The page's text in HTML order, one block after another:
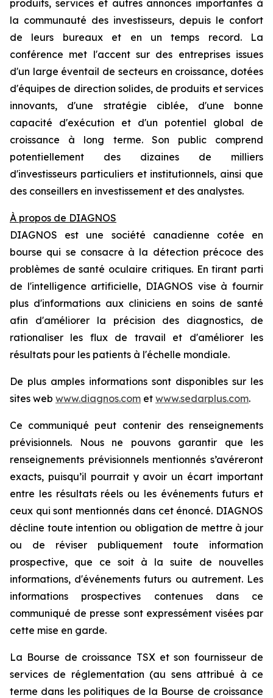
produits, services et autres annonces importantes à
la communauté des investisseurs, depuis le confort
de leurs bureaux et en un temps record. La
conférence met l'accent sur des entreprises issues
d'un large éventail de secteurs en croissance, dotées
d'équipes de direction solides, de produits et services
innovants, d'une stratégie ciblée, d'une bonne
capacité d'exécution et d'un potentiel global de
croissance à long terme. Son public comprend
potentiellement des dizaines de milliers
d'investisseurs particuliers et institutionnels, ainsi que
des conseillers en investissement et des analystes.
À propos de DIAGNOS
DIAGNOS est une société canadienne cotée en
bourse qui se consacre à la détection précoce des
problèmes de santé oculaire critiques. En tirant parti
de l'intelligence artificielle, DIAGNOS vise à fournir
plus d'informations aux cliniciens en soins de santé
afin d'améliorer la précision des diagnostics, de
rationaliser les flux de travail et d'améliorer les
résultats pour les patients à l'échelle mondiale.
De plus amples informations sont disponibles sur les
sites web www.diagnos.com et www.sedarplus.com.
Ce communiqué peut contenir des renseignements
prévisionnels. Nous ne pouvons garantir que les
renseignements prévisionnels mentionnés s’avéreront
exacts, puisqu’il pourrait y avoir un écart important
entre les résultats réels ou les événements futurs et
ceux qui sont mentionnés dans cet énoncé. DIAGNOS
décline toute intention ou obligation de mettre à jour
ou de réviser publiquement toute information
prospective, que ce soit à la suite de nouvelles
informations, d'événements futurs ou autrement. Les
informations prospectives contenues dans ce
communiqué de presse sont expressément visées par
cette mise en garde.
La Bourse de croissance TSX et son fournisseur de
services de réglementation (au sens attribué à ce
terme dans les politiques de la Bourse de croissance